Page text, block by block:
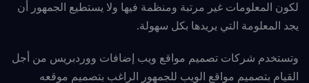
لكون المعلومات غير مرتبة ومنظمة فيها ولا يستطيع الجمهور أن
يجد المعلومة التي يريدها بكل سهولة.
وتستخدم شركات تصميم مواقع ويب إضافات ووردبريس من أجل
القيام بتصميم مواقع الويب للجمهور الراغب بتصميم موقعه